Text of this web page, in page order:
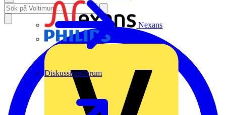
Nexans
Diskussionsforum